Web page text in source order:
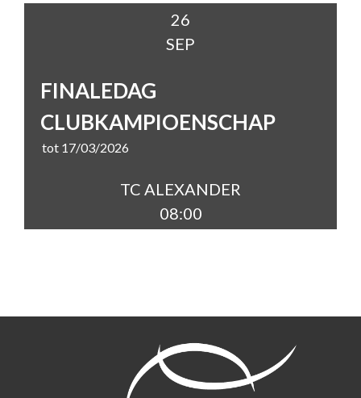
26
SEP
FINALEDAG
CLUBKAMPIOENSCHAP
tot 17/03/2026
TC ALEXANDER
08:00